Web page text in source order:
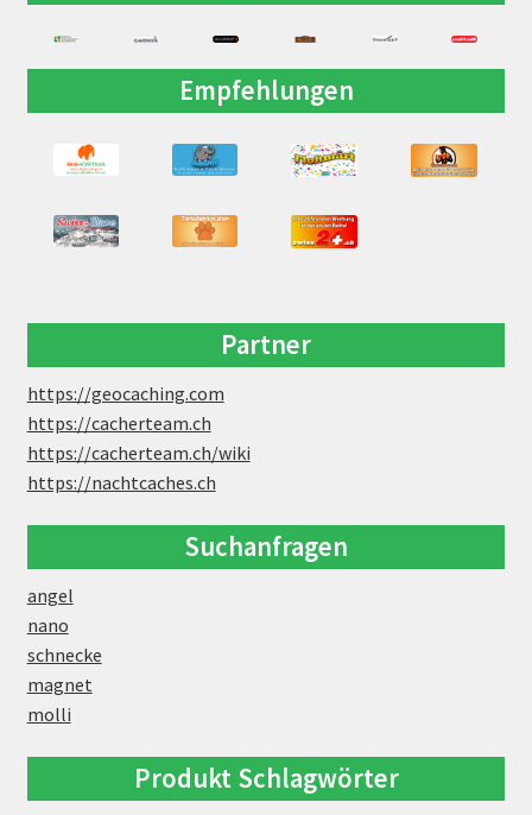
Empfehlungen
Partner
https://geocaching.com
https://cacherteam.ch
https://cacherteam.ch/wiki
https://nachtcaches.ch
Suchanfragen
angel
nano
schnecke
magnet
molli
Produkt Schlagwörter